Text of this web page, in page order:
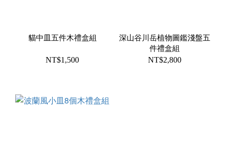
貓中皿五件木禮盒組
NT$1,500
深山谷川岳植物圖鑑淺盤五
件禮盒組
NT$2,800